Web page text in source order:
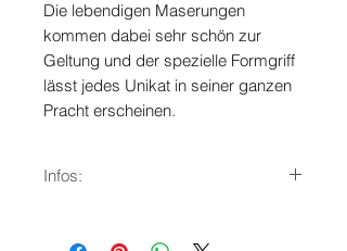
Die lebendigen Maserungen
kommen dabei sehr schön zur
Geltung und der spezielle Formgriff
lässt jedes Unikat in seiner ganzen
Pracht erscheinen.
Infos:
Risse und Aeste z.T. schwarz